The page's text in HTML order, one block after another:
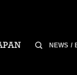
NEWS /